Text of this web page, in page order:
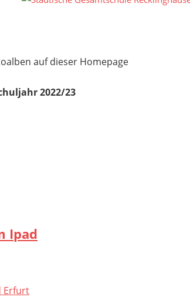
auf dieser Homepage
2022/23
Ipad